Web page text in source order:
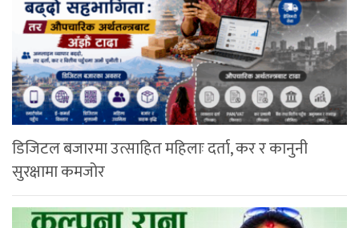
डिजिटल बजारमा उत्साहित महिलाः दर्ता, कर र कानुनी
सुरक्षामा कमजोर